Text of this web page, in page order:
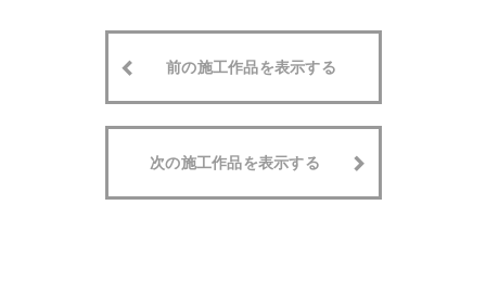
前の施工作品を表示する
次の施工作品を表示する